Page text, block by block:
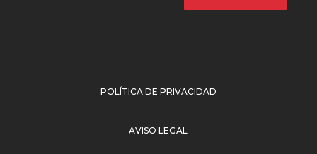
POLÍTICA DE PRIVACIDAD
AVISO LEGAL